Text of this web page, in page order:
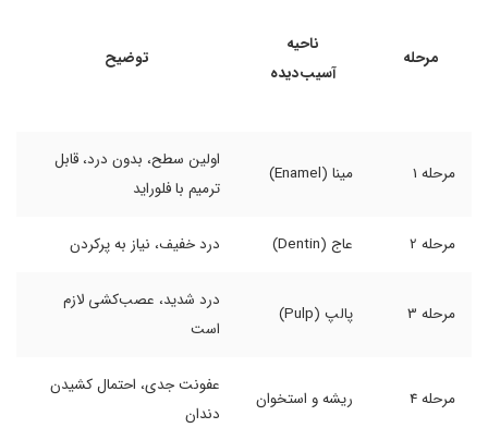
مرحله
ناحیه
آسیب‌دیده
توضیح
مرحله 1 مینا (Enamel)
اولین سطح، بدون درد، قابل
ترمیم با فلوراید
مرحله 2 عاج (Dentin) درد خفیف، نیاز به پرکردن
مرحله 3 پالپ (Pulp)
درد شدید، عصب‌کشی لازم
است
مرحله 4 ریشه و استخوان
عفونت جدی، احتمال کشیدن
دندان